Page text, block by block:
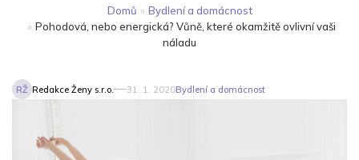
Domů » Bydlení a domácnost
» Pohodová, nebo energická? Vůně, které okamžitě ovlivní vaši
náladu
RŽ Redakce Ženy s.r.o. 31. 1. 2020Bydlení a domácnost